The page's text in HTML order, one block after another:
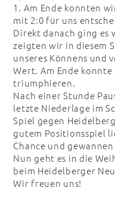
1. Am Ende konnten
mit 2:0 für uns
Direkt danach ging es
zeigten wir in diesem
unseres Könnens und
Wert. Am Ende
triumphieren.
Nach einer Stunde
letzte Niederlage im
Spiel gegen
gutem Positionsspiel
Chance und
Nun geht es in die
beim Heidelberger
Wir freuen uns!